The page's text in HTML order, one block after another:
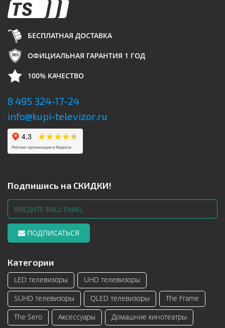
БЕСПЛАТНАЯ ДОСТАВКА
ОФИЦИАЛЬНАЯ ГАРАНТИЯ 1 ГОД
100% КАЧЕСТВО
8 495 324-17-24
info@kupi-televizor.ru
Подпишись на СКИДКИ!
ПОДПИСАТЬСЯ
Категории
LED телевизоры
UHD телевизоры
SUHD телевизоры
QLED телевизоры
The Frame
The Sero
Аксессуары
Домашние кинотеатры